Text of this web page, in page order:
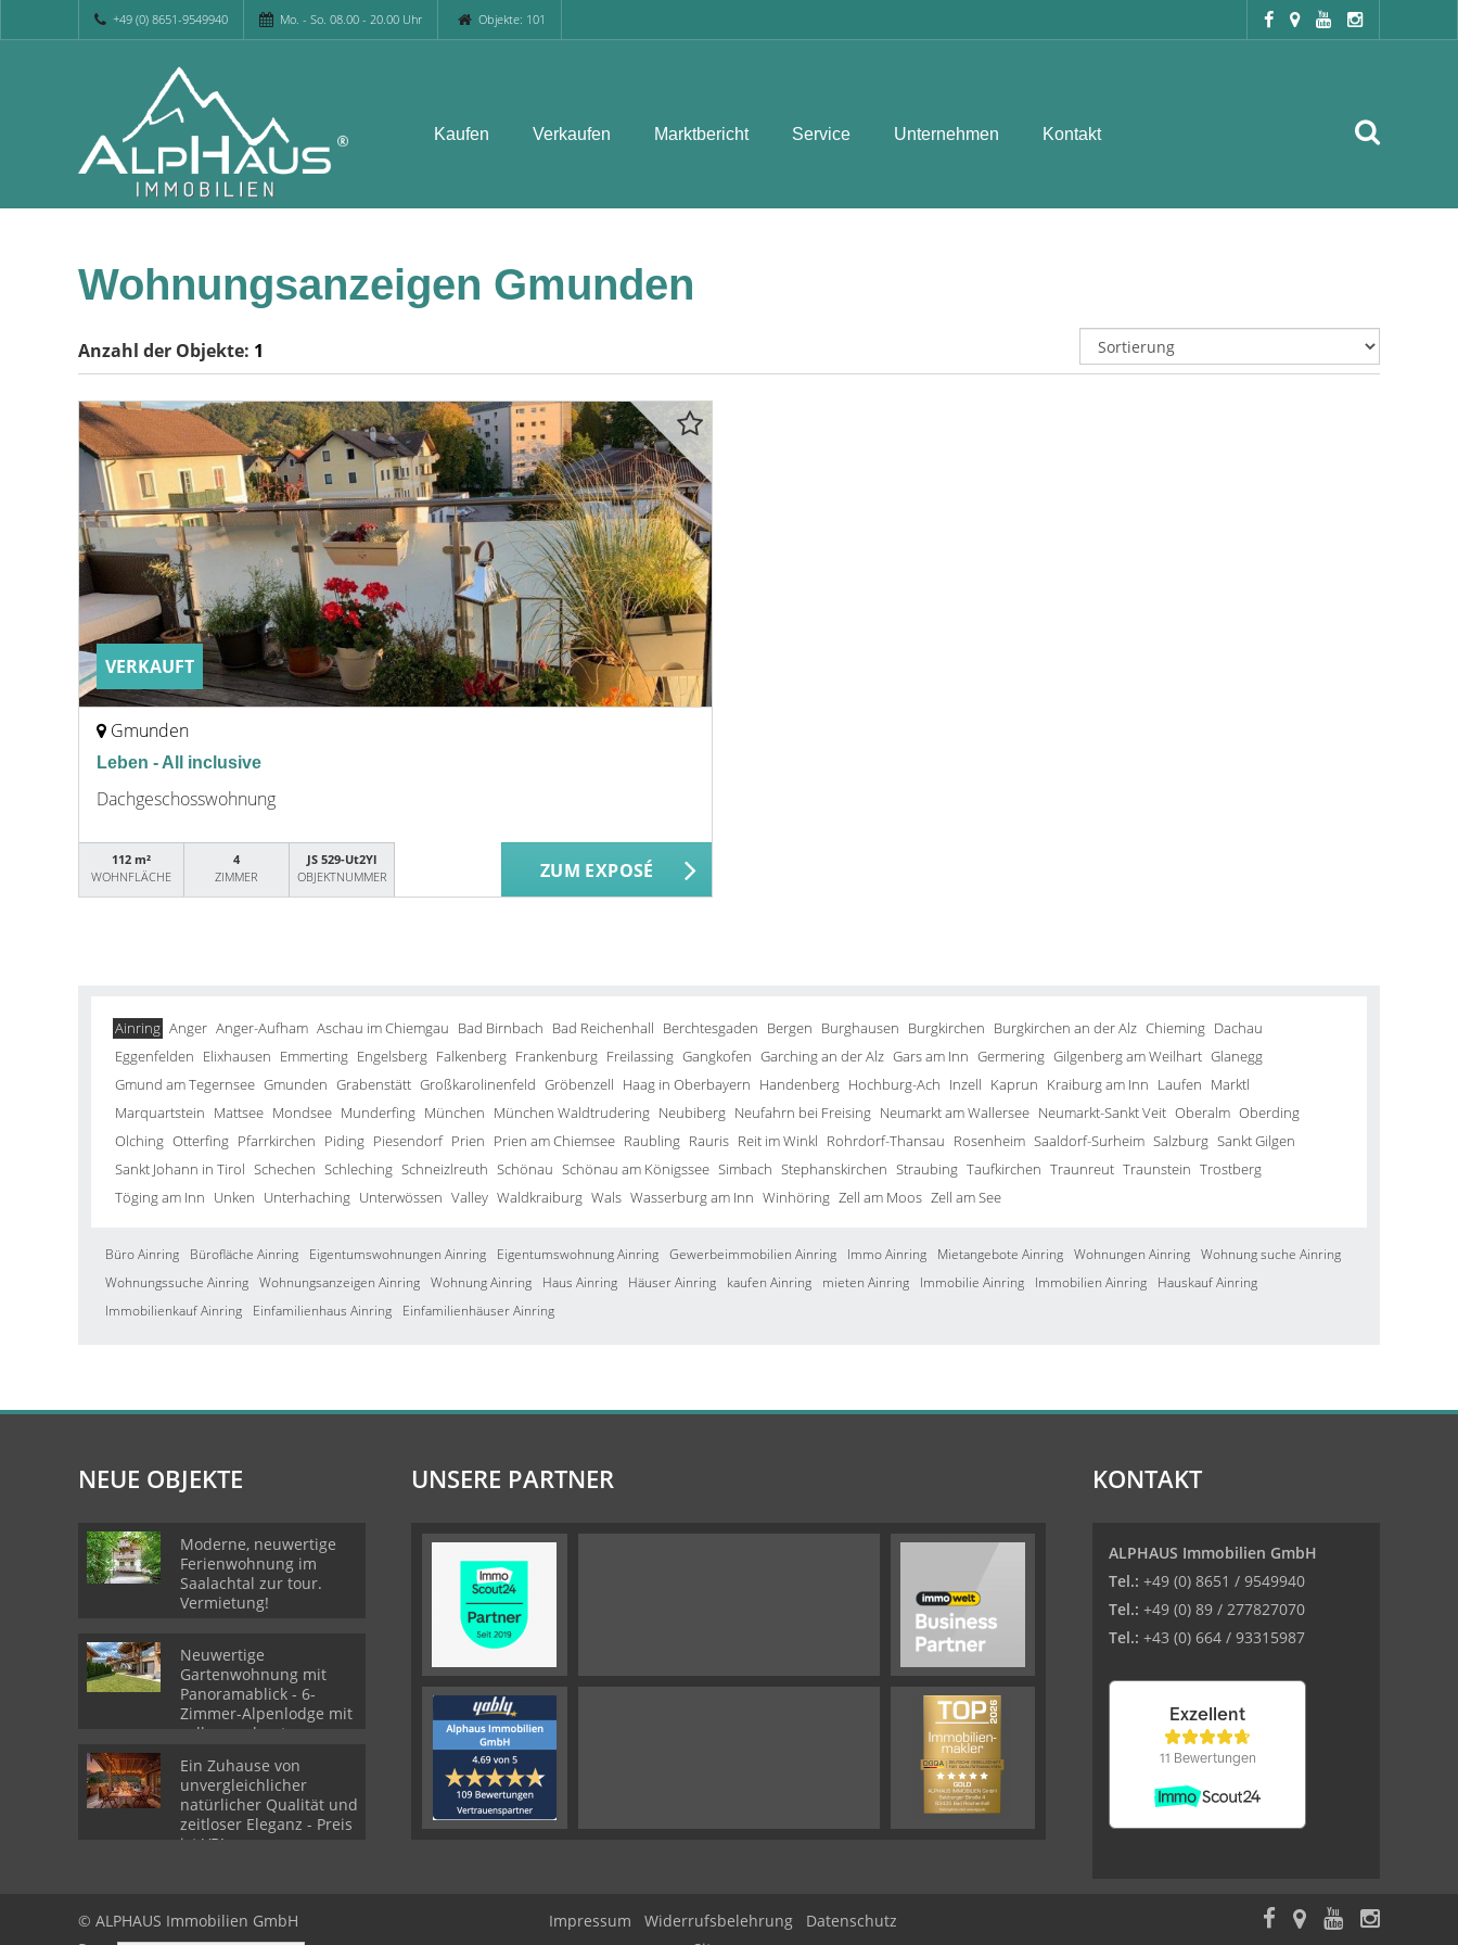
+49 (0) 8651-9549940 Mo. - So. 08.00 - 20.00 Uhr Objekte: 101
Kaufen Verkaufen Marktbericht Service Unternehmen Kontakt
Wohnungsanzeigen Gmunden
Anzahl der Objekte: 1
VERKAUFT
Gmunden
Leben - All inclusive
Dachgeschosswohnung
112 m²
WOHNFLÄCHE
4
ZIMMER
JS 529-Ut2Yl
OBJEKTNUMMER
ZUM EXPOSÉ
Ainring Anger Anger-Aufham Aschau im Chiemgau Bad Birnbach Bad Reichenhall Berchtesgaden Bergen Burghausen Burgkirchen Burgkirchen an der Alz Chieming Dachau
Eggenfelden Elixhausen Emmerting Engelsberg Falkenberg Frankenburg Freilassing Gangkofen Garching an der Alz Gars am Inn Germering Gilgenberg am Weilhart Glanegg
Gmund am Tegernsee Gmunden Grabenstätt Großkarolinenfeld Gröbenzell Haag in Oberbayern Handenberg Hochburg-Ach Inzell Kaprun Kraiburg am Inn Laufen Marktl
Marquartstein Mattsee Mondsee Munderfing München München Waldtrudering Neubiberg Neufahrn bei Freising Neumarkt am Wallersee Neumarkt-Sankt Veit Oberalm Oberding
Olching Otterfing Pfarrkirchen Piding Piesendorf Prien Prien am Chiemsee Raubling Rauris Reit im Winkl Rohrdorf-Thansau Rosenheim Saaldorf-Surheim Salzburg Sankt Gilgen
Sankt Johann in Tirol Schechen Schleching Schneizlreuth Schönau Schönau am Königssee Simbach Stephanskirchen Straubing Taufkirchen Traunreut Traunstein Trostberg
Töging am Inn Unken Unterhaching Unterwössen Valley Waldkraiburg Wals Wasserburg am Inn Winhöring Zell am Moos Zell am See
Büro Ainring Bürofläche Ainring Eigentumswohnungen Ainring Eigentumswohnung Ainring Gewerbeimmobilien Ainring Immo Ainring Mietangebote Ainring Wohnungen Ainring Wohnung suche Ainring
Wohnungssuche Ainring Wohnungsanzeigen Ainring Wohnung Ainring Haus Ainring Häuser Ainring kaufen Ainring mieten Ainring Immobilie Ainring Immobilien Ainring
Hauskauf Ainring
Immobilienkauf Ainring
Einfamilienhaus Ainring Einfamilienhäuser Ainring
NEUE OBJEKTE
Moderne, neuwertige
Ferienwohnung im
Saalachtal zur tour.
Vermietung!
Neuwertige
Gartenwohnung mit
Panoramablick - 6-
Zimmer-Alpenlodge mit
voll ausgebautes
Ein Zuhause von
unvergleichlicher
natürlicher Qualität und
zeitloser Eleganz - Preis
ist VB!
UNSERE PARTNER KONTAKT
ALPHAUS Immobilien GmbH
Tel.: +49 (0) 8651 / 9549940
Tel.: +49 (0) 89 / 277827070
Tel.: +43 (0) 664 / 93315987
© ALPHAUS Immobilien GmbH
Impressum Widerrufsbelehrung
Datenschutz